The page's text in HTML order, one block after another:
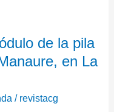
de la pila
en La
/ revistacg